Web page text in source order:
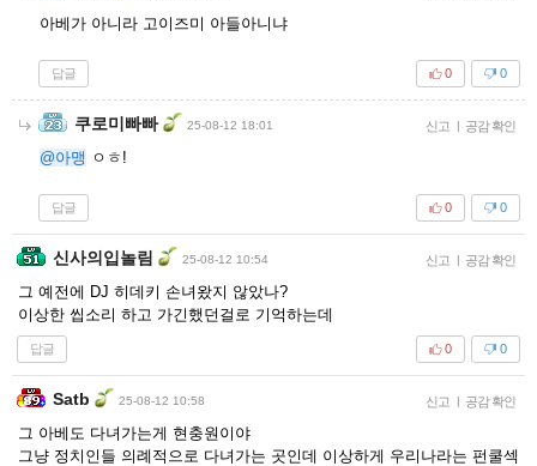
아베가 아니라 고이즈미 아들아니냐
답글 0
0
쿠로미빠빠 25-08-12 18:01 신고 | 공감 확인
@아맹 ㅇㅎ!
답글 0
0
신사의입놀림 25-08-12 10:54 신고 | 공감 확인
그 예전에 DJ 히데키 손녀왔지 않았나?
이상한 씹소리 하고 가긴했던걸로 기억하는데
답글 0
0
Satb 25-08-12 10:58 신고 | 공감 확인
그 아베도 다녀가는게 현충원이야
그냥 정치인들 의례적으로 다녀가는 곳인데 이상하게 우리나라는 펀쿨섹